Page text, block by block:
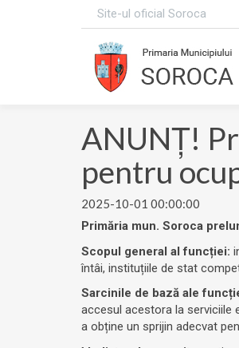
Site-ul oficial Soroca
ANUNȚ!
pentru
2025-10-01 00:00:00
Primăria mun. Soroca
Scopul general al funcției:
întâi, instituțiile de stat
Sarcinile de bază ale
accesul acestora la serviciile
a obține un sprijin adecvat